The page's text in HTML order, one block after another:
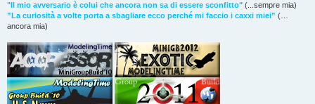
"Il mio avversario è colui che ancora non sa di essere sconfitto" (...sempre mia)
”La curiosità a volte porta a sbagliare ecco perché mi faccio i caxxi miei” (…
ancora mia)